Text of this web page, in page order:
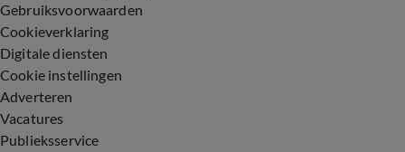
Gebruiksvoorwaarden
Cookieverklaring
Digitale diensten
Cookie instellingen
Adverteren
Vacatures
Publieksservice